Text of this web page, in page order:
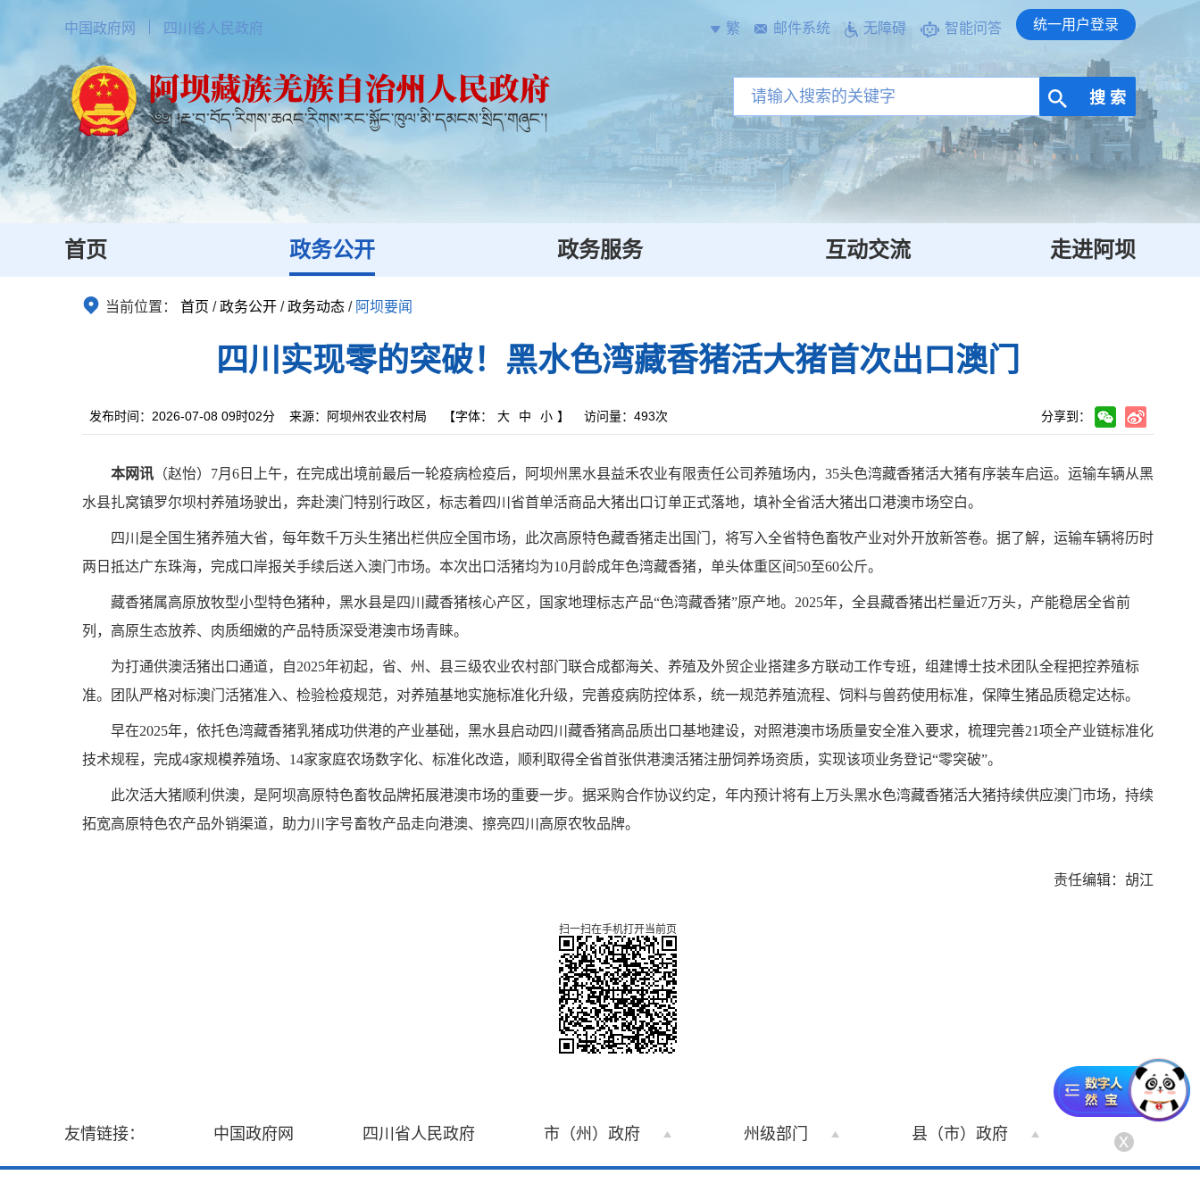
中国政府网 四川省人民政府 繁 邮件系统 无障碍 智能问答 统一用户登录
搜 索
首页 政务公开 政务服务 互动交流 走进阿坝
当前位置： 首页 /政务公开 /政务动态 / 阿坝要闻
四川实现零的突破！黑水色湾藏香猪活大猪首次出口澳门
发布时间：2026-07-08 09时02分 来源：阿坝州农业农村局 【字体： 大 中 小 】 访问量： 493次 分享到：
本网讯 （赵怡） 7月 6 日上午，在完成出境前最后一轮疫病检疫后，阿坝州黑水县益禾农业有限责任公司养殖场内， 35头色湾藏香猪活大猪有序装车启运。运输车辆从黑
水县扎窝镇罗尔坝村养殖场驶出，奔赴澳门特别行政区，标志着四川省首单活商品大猪出口订单正式落地，填补全省活大猪出口港澳市场空白。
四川是全国生猪养殖大省，每年数千万头生猪出栏供应全国市场，此次高原特色藏香猪走出国门，将写入全省特色畜牧产业对外开放新答卷。据了解，运输车辆将历时
两日抵达广东珠海，完成口岸报关手续后送入澳门市场。本次出口活猪均为10月龄成年色湾藏香猪，单头体重区间 50至60公斤。
藏香猪属高原放牧型小型特色猪种，黑水县是四川藏香猪核心产区，国家地理标志产品“色湾藏香猪”原产地。 2025年，全县藏香猪出栏量近7万头，产能稳居全省前
列，高原生态放养、肉质细嫩的产品特质深受港澳市场青睐。
为打通供澳活猪出口通道，自2025年初起，省、州、县三级农业农村部门联合成都海关、养殖及外贸企业搭建多方联动工作专班，组建博士技术团队全程把控养殖标
准。团队严格对标澳门活猪准入、检验检疫规范，对养殖基地实施标准化升级，完善疫病防控体系，统一规范养殖流程、饲料与兽药使用标准，保障生猪品质稳定达标。
早在2025年，依托色湾藏香猪乳猪成功供港的产业基础，黑水县启动四川藏香猪高品质出口基地建设，对照港澳市场质量安全准入要求，梳理完善21项全产业链标准化
技术规程，完成4家规模养殖场、 14家家庭农场数字化、标准化改造，顺利取得全省首张供港澳活猪注册饲养场资质，实现该项业务登记“零突破”。
此次活大猪顺利供澳，是阿坝高原特色畜牧品牌拓展港澳市场的重要一步。据采购合作协议约定，年内预计将有上万头黑水色湾藏香猪活大猪持续供应澳门市场，持续
拓宽高原特色农产品外销渠道，助力川字号畜牧产品走向港澳、擦亮四川高原农牧品牌。
责任编辑：胡江
扫一扫在手机打开当前页
友情链接： 中国政府网 四川省人民政府 市（州）政府 州级部门 县（市）政府 x